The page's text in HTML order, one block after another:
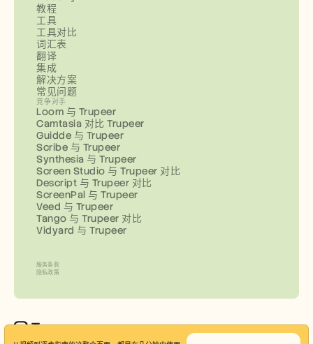
教程
工具
工具对比
词汇表
翻译
集成
解决方案
常见问题
竞争对手
Loom 与 Trupeer
Camtasia 对比 Trupeer
Guidde 与 Trupeer
Scribe 与 Trupeer
Synthesia 与 Trupeer
Screen Studio 与 Trupeer 对比
Descript 与 Trupeer 对比
ScreenPal 与 Trupeer
Veed 与 Trupeer
Tango 与 Trupeer 对比
Vidyard 与 Trupeer
服务条款
隐私政策